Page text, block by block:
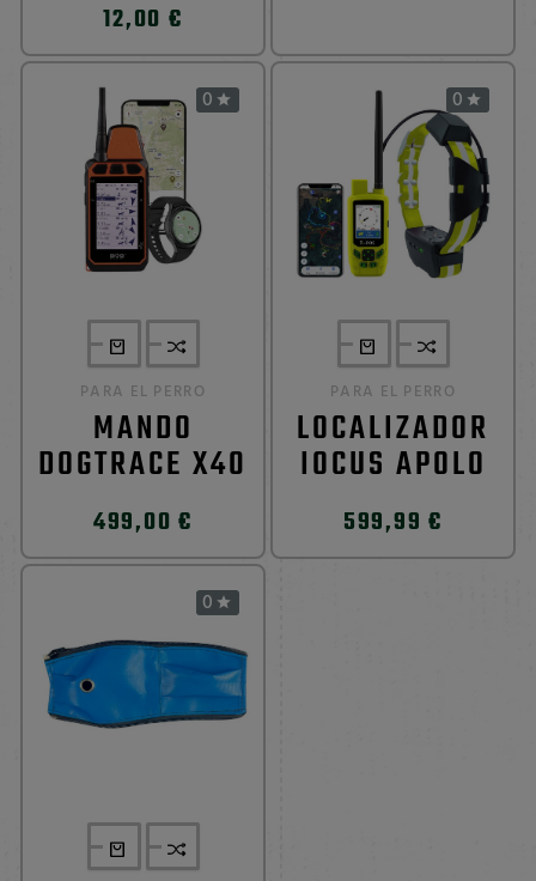
12,00 €
0 
PARA EL PERRO
MANDO
DOGTRACE X40
499,00 €
0 
PARA EL PERRO
LOCALIZADOR
IOCUS APOLO
599,99 €
0 